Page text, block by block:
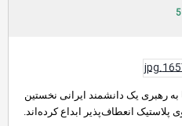
رهبری یک دانشمند ایرانی نخستین
انعطاف‌پذیر ابداع کرده‌اند.